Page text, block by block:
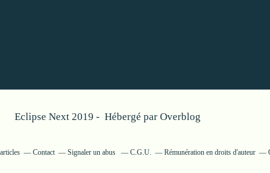
Eclipse Next 2019 - Hébergé par Overblog
Contact Signaler un abus C.G.U. Rémunération en droits d'auteur